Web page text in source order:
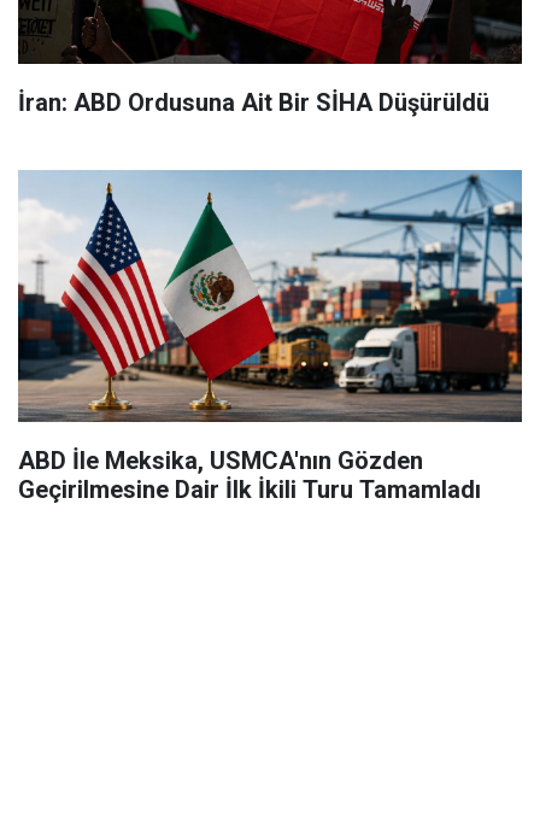
İran: ABD Ordusuna Ait Bir SİHA Düşürüldü
ABD İle Meksika, USMCA'nın Gözden
Geçirilmesine Dair İlk İkili Turu Tamamladı